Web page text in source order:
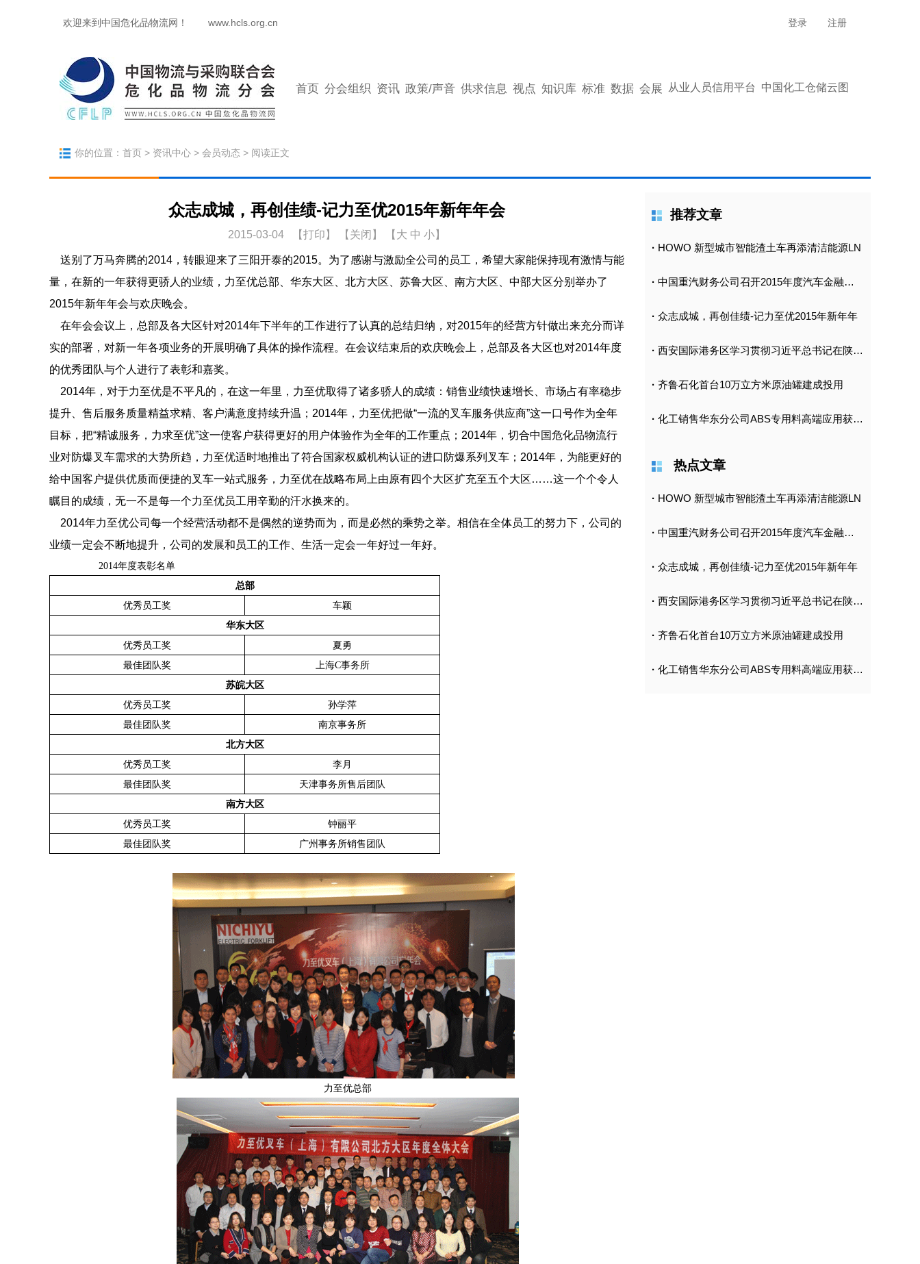
欢迎来到中国危化品物流网！ www.hcls.org.cn 登录 注册
首页 分会组织 资讯 政策/声音 供求信息 视点 知识库 标准 数据 会展 从业人员信用平台 中国化工仓储云图
你的位置： 首页 > 资讯中心 > 会员动态 > 阅读正文
众志成城，再创佳绩-记力至优2015年新年年会
2015-03-04 【打印 】 【关闭】 【 大 中 小】
送别了万马奔腾的2014，转眼迎来了三阳开泰的2015。为了感谢与激励全公司的员工，希望大家能保持现有激情与能
量，在新的一年获得更骄人的业绩，力至优总部、华东大区、北方大区、苏鲁大区、南方大区、中部大区分别举办了
2015年新年年会与欢庆晚会。
在年会会议上，总部及各大区针对2014年下半年的工作进行了认真的总结归纳，对2015年的经营方针做出来充分而详
实的部署，对新一年各项业务的开展明确了具体的操作流程。在会议结束后的欢庆晚会上，总部及各大区也对2014年度
的优秀团队与个人进行了表彰和嘉奖。
2014年，对于力至优是不平凡的，在这一年里，力至优取得了诸多骄人的成绩：销售业绩快速增长、市场占有率稳步
提升、售后服务质量精益求精、客户满意度持续升温；2014年，力至优把做“一流的叉车服务供应商”这一口号作为全年
目标，把“精诚服务，力求至优”这一使客户获得更好的用户体验作为全年的工作重点；2014年，切合中国危化品物流行
业对防爆叉车需求的大势所趋，力至优适时地推出了符合国家权威机构认证的进口防爆系列叉车；2014年，为能更好的
给中国客户提供优质而便捷的叉车一站式服务，力至优在战略布局上由原有四个大区扩充至五个大区……这一个个令人
瞩目的成绩，无一不是每一个力至优员工用辛勤的汗水换来的。
2014年力至优公司每一个经营活动都不是偶然的逆势而为，而是必然的乘势之举。相信在全体员工的努力下，公司的
业绩一定会不断地提升，公司的发展和员工的工作、生活一定会一年好过一年好。
2014年度表彰名单
总部
优秀员工奖
车颖
华东大区
优秀员工奖
夏勇
最佳团队奖
上海C事务所
苏皖大区
优秀员工奖
孙学萍
最佳团队奖
南京事务所
北方大区
优秀员工奖
李月
最佳团队奖
天津事务所售后团队
南方大区
优秀员工奖
钟丽平
最佳团队奖
广州事务所销售团队
力至优总部
推荐文章
· HOWO 新型城市智能渣土车再添清洁能源LN
· 中国重汽财务公司召开2015年度汽车金融工作
· 众志成城，再创佳绩-记力至优2015年新年年
· 西安国际港务区学习贯彻习近平总书记在陕考察讲
· 齐鲁石化首台10万立方米原油罐建成投用
· 化工销售华东分公司ABS专用料高端应用获突破
热点文章
· HOWO 新型城市智能渣土车再添清洁能源LN
· 中国重汽财务公司召开2015年度汽车金融工作
· 众志成城，再创佳绩-记力至优2015年新年年
· 西安国际港务区学习贯彻习近平总书记在陕考察讲
· 齐鲁石化首台10万立方米原油罐建成投用
· 化工销售华东分公司ABS专用料高端应用获突破